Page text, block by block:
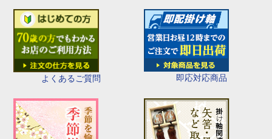
よくあるご質問 即応対応商品